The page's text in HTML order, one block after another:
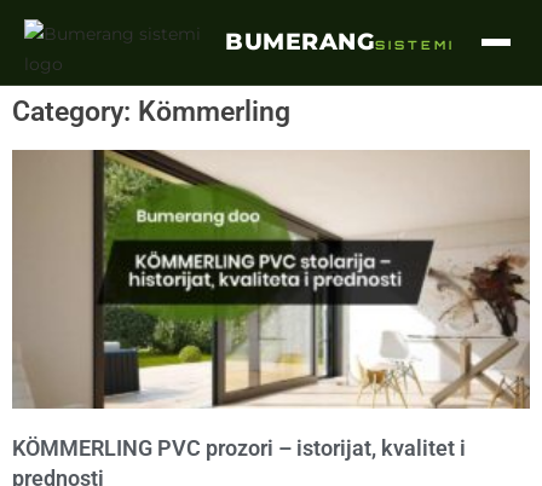
BUMERANGSISTEMI
Category: Kömmerling
KÖMMERLING PVC prozori – istorijat, kvalitet i
prednosti